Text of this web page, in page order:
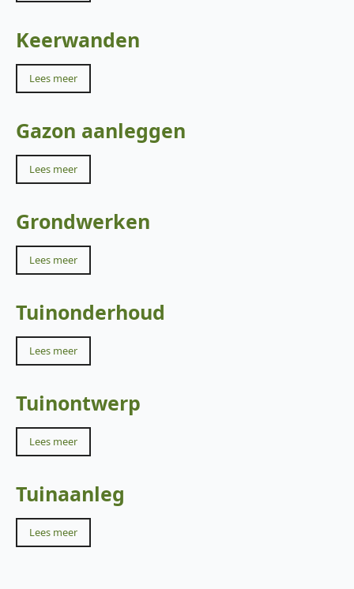
Keerwanden
Lees meer
Gazon aanleggen
Lees meer
Grondwerken
Lees meer
Tuinonderhoud
Lees meer
Tuinontwerp
Lees meer
Tuinaanleg
Lees meer